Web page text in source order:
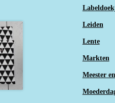
Leiden
Lente
Markten
Meester